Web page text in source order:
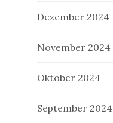
Dezember 2024
November 2024
Oktober 2024
September 2024